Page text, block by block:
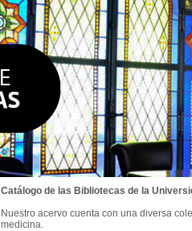
Catálogo de las Bibliotecas de la
Nuestro acervo cuenta con una diversa
medicina.